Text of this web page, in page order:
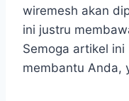
wiremesh akan
ini justru
Semoga artikel
membantu Anda,